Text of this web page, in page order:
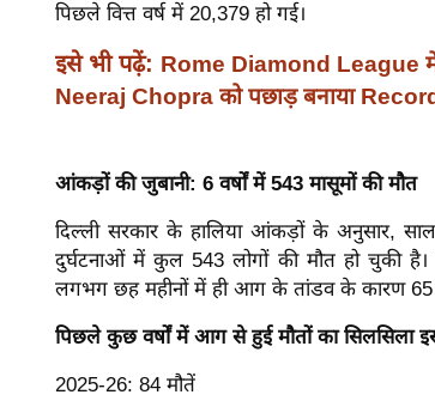
पिछले वित्त वर्ष में 20,379 हो गई।
इसे भी पढ़ें: Rome Diamond League
Neeraj Chopra को पछाड़ बनाया
आंकड़ों की जुबानी: 6 वर्षों में 543 मासूमों की मौत
दिल्ली सरकार के हालिया आंकड़ों के अनुसार,
दुर्घटनाओं में कुल 543 लोगों की मौत हो चुकी
लगभग छह महीनों में ही आग के तांडव के कारण 65
पिछले कुछ वर्षों में आग से हुई मौतों का सिलसिला इस
2025-26: 84 मौतें